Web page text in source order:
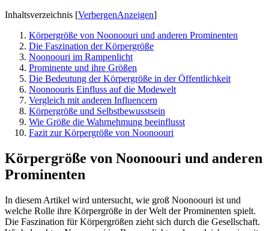
Inhaltsverzeichnis [VerbergenAnzeigen]
Körpergröße von Noonoouri und anderen Prominenten
Die Faszination der Körpergröße
Noonoouri im Rampenlicht
Prominente und ihre Größen
Die Bedeutung der Körpergröße in der Öffentlichkeit
Noonoouris Einfluss auf die Modewelt
Vergleich mit anderen Influencern
Körpergröße und Selbstbewusstsein
Wie Größe die Wahrnehmung beeinflusst
Fazit zur Körpergröße von Noonoouri
Körpergröße von Noonoouri und anderen
Prominenten
In diesem Artikel wird untersucht, wie groß Noonoouri ist und
welche Rolle ihre Körpergröße in der Welt der Prominenten spielt.
Die Faszination für Körpergrößen zieht sich durch die Gesellschaft.